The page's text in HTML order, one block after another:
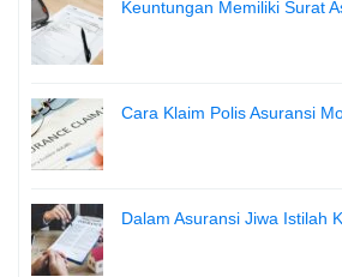
Keuntungan Memiliki Surat
Cara Klaim Polis Asuransi
Dalam Asuransi Jiwa Istilah